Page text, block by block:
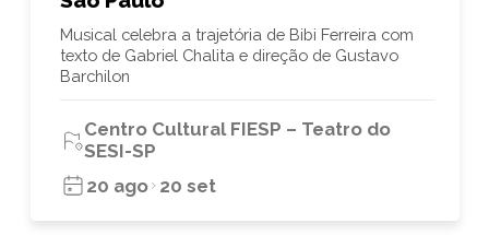
Musical celebra a trajetória de Bibi Ferreira com
texto de Gabriel Chalita e direção de Gustavo
Barchilon
Centro Cultural FIESP – Teatro do
SESI-SP
20 ago 20 set